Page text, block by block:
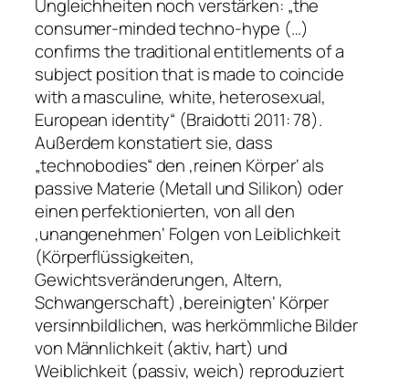
Ungleichheiten noch verstärken: „the
consumer-minded techno-hype (…)
confirms the traditional entitlements of a
subject position that is made to coincide
with a masculine, white, heterosexual,
European identity“ (Braidotti 2011: 78).
Außerdem konstatiert sie, dass
„technobodies“ den ‚reinen Körper‘ als
passive Materie (Metall und Silikon) oder
einen perfektionierten, von all den
‚unangenehmen‘ Folgen von Leiblichkeit
(Körperflüssigkeiten,
Gewichtsveränderungen, Altern,
Schwangerschaft) ‚bereinigten‘ Körper
versinnbildlichen, was herkömmliche Bilder
von Männlichkeit (aktiv, hart) und
Weiblichkeit (passiv, weich) reproduziert